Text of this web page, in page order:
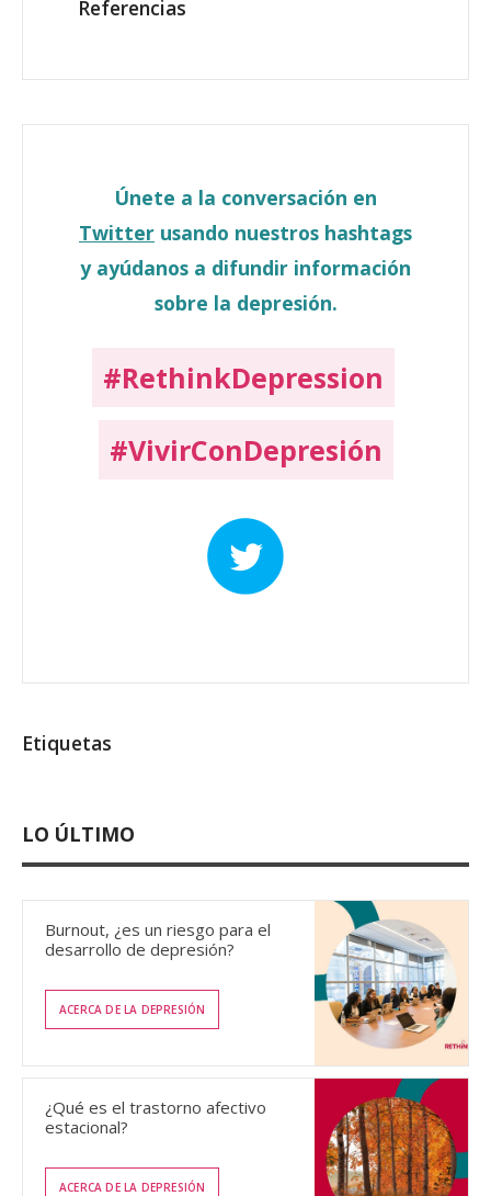
Referencias
Únete a la conversación en
Twitter usando nuestros hashtags
y ayúdanos a difundir información
sobre la depresión.
#RethinkDepression
#VivirConDepresión
Etiquetas
LO ÚLTIMO
Burnout, ¿es un riesgo para el
desarrollo de depresión?
ACERCA DE LA DEPRESIÓN
¿Qué es el trastorno afectivo
estacional?
ACERCA DE LA DEPRESIÓN